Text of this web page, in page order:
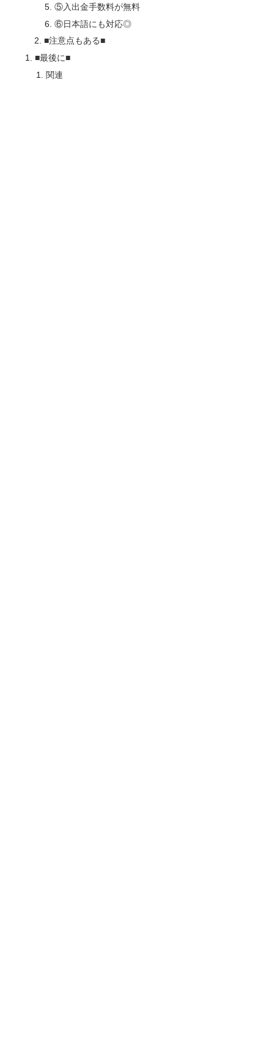
⑤入出金手数料が無料
⑥日本語にも対応◎
■注意点もある■
■最後に■
関連